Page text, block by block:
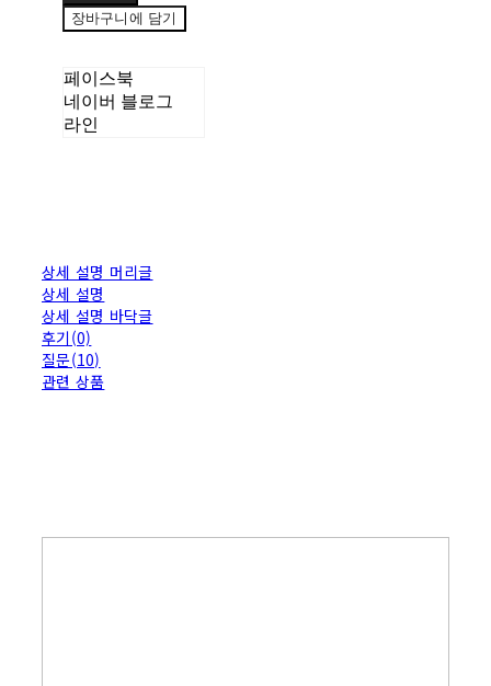
장바구니에 담기
페이스북
네이버 블로그
라인
상세 설명 머리글
상세 설명
상세 설명 바닥글
후기(0)
질문(10)
관련 상품